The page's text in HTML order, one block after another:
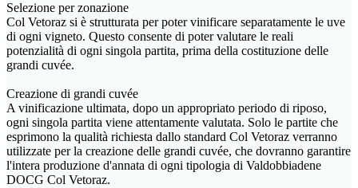
Selezione per zonazione
Col Vetoraz si è strutturata per poter vinificare separatamente le uve
di ogni vigneto. Questo consente di poter valutare le reali
potenzialità di ogni singola partita, prima della costituzione delle
grandi cuvée.
Creazione di grandi cuvée
A vinificazione ultimata, dopo un appropriato periodo di riposo,
ogni singola partita viene attentamente valutata. Solo le partite che
esprimono la qualità richiesta dallo standard Col Vetoraz verranno
utilizzate per la creazione delle grandi cuvée, che dovranno garantire
l'intera produzione d'annata di ogni tipologia di Valdobbiadene
DOCG Col Vetoraz.